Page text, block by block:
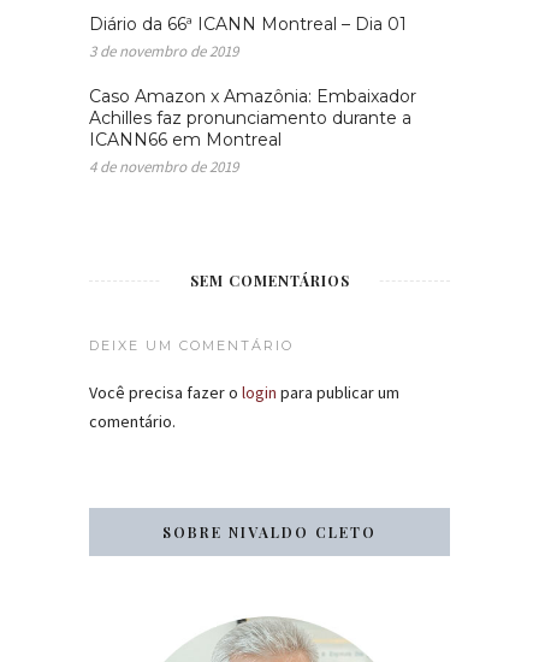
Diário da 66ª ICANN Montreal – Dia 01
3 de novembro de 2019
Caso Amazon x Amazônia: Embaixador
Achilles faz pronunciamento durante a
ICANN66 em Montreal
4 de novembro de 2019
SEM COMENTÁRIOS
DEIXE UM COMENTÁRIO
Você precisa fazer o login para publicar um
comentário.
SOBRE NIVALDO CLETO